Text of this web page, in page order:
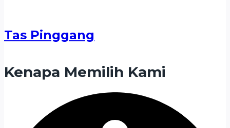
Tas Pinggang
Kenapa Memilih Kami